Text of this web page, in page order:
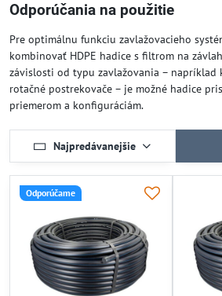
Odporúčania na použitie
Pre optimálnu funkciu zavlažovacieho
kombinovať HDPE hadice s filtrom na
závislosti od typu zavlažovania – napríklad
rotačné postrekovače – je možné hadice
priemerom a konfiguráciám.
Najpredávanejšie
Odporúčame